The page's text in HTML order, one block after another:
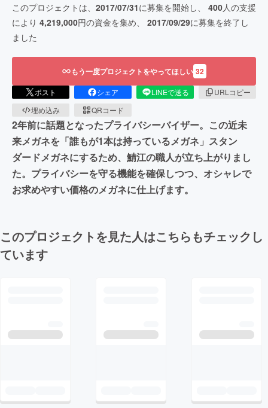
このプロジェクトは、 2017/07/31に募集を開始し、 400人の支援
により 4,219,000円の資金を集め、 2017/09/29に募集を終了し
ました
もう一度プロジェクトをやってほしい 32
ポスト シェア LINEで送る
URLコピー
埋め込み
QRコード
2年前に話題となったプライバシーバイザー。この近未
来メガネを「誰もが1本は持っているメガネ」スタン
ダードメガネにするため、鯖江の職人が立ち上がりまし
た。プライバシーを守る機能を確保しつつ、オシャレで
お求めやすい価格のメガネに仕上げます。
このプロジェクトを見た人はこちらもチェックし
ています